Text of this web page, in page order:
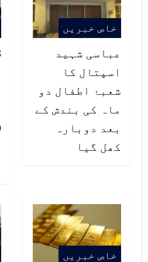
خاص خبریں
عباسی شہید
اسپتال کا
شعبۂ اطفال دو
ماہ کی بندش کے
بعد دوبارہ
کھل گیا
خاص خبریں